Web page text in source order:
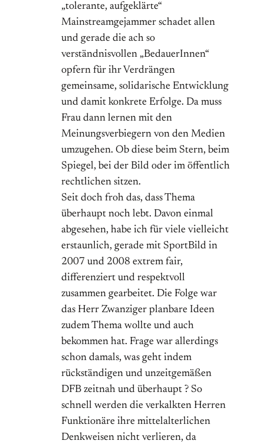
„tolerante, aufgeklärte“
Mainstreamgejammer schadet allen
und gerade die ach so
verständnisvollen „BedauerInnen“
opfern für ihr Verdrängen
gemeinsame, solidarische Entwicklung
und damit konkrete Erfolge. Da muss
Frau dann lernen mit den
Meinungsverbiegern von den Medien
umzugehen. Ob diese beim Stern, beim
Spiegel, bei der Bild oder im öffentlich
rechtlichen sitzen.
Seit doch froh das, dass Thema
überhaupt noch lebt. Davon einmal
abgesehen, habe ich für viele vielleicht
erstaunlich, gerade mit SportBild in
2007 und 2008 extrem fair,
differenziert und respektvoll
zusammen gearbeitet. Die Folge war
das Herr Zwanziger planbare Ideen
zudem Thema wollte und auch
bekommen hat. Frage war allerdings
schon damals, was geht indem
rückständigen und unzeitgemäßen
DFB zeitnah und überhaupt ? So
schnell werden die verkalkten Herren
Funktionäre ihre mittelalterlichen
Denkweisen nicht verlieren, da